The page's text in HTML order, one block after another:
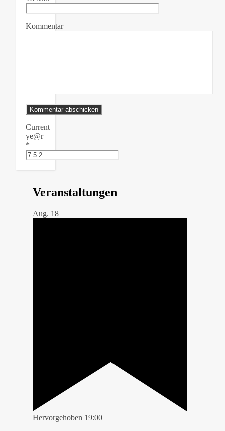
Kommentar
Current
ye@r
*
Veranstaltungen
Aug. 18
Hervorgehoben 19:00